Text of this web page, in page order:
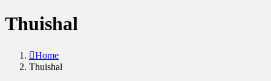
Thuishal
Home
Thuishal